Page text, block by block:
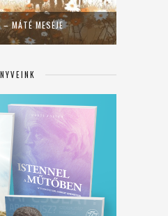
MÁTÉ MESÉJE